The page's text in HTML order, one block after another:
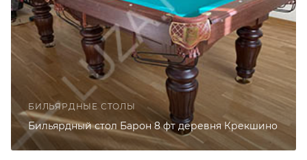
БИЛЬЯРДНЫЕ СТОЛЫ
Бильярдный стол Барон 8 фт деревня Крекшино